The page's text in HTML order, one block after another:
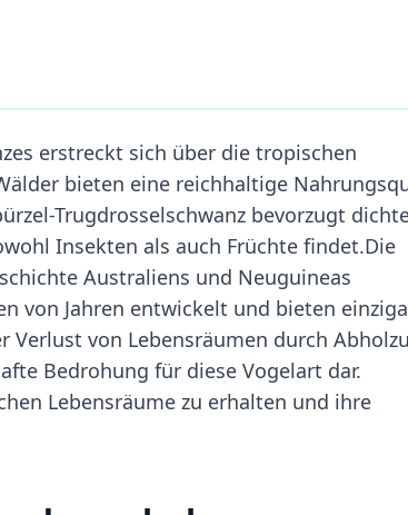
erstreckt sich über die tropischen
bieten eine reichhaltige
Trugdrosselschwanz bevorzugt
Insekten als auch Früchte findet.Die
Australiens und Neuguineas
von Jahren entwickelt und bieten
von Lebensräumen durch
Bedrohung für diese Vogelart dar.
Lebensräume zu erhalten und ihre